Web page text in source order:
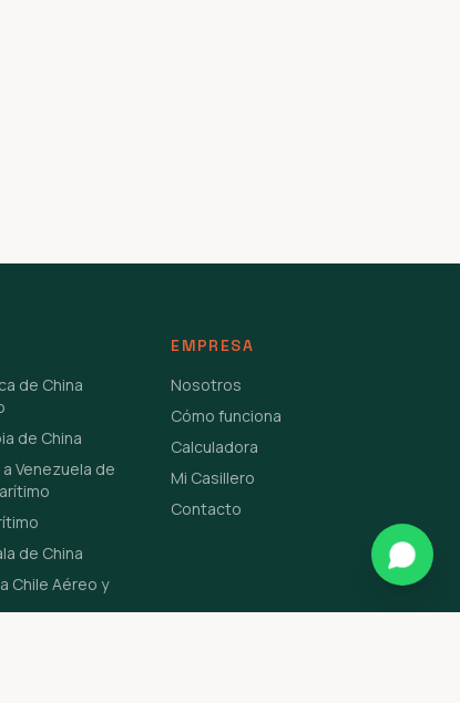
de China
de China
Venezuela de
de China
Chile Aéreo y
EMPRESA
Nosotros
Cómo funciona
Calculadora
Mi Casillero
Contacto